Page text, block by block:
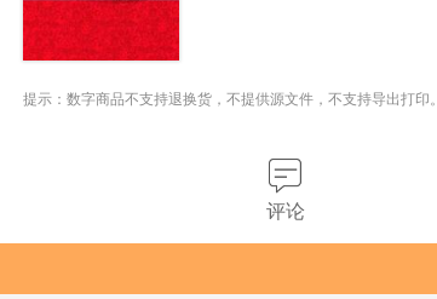
提示：数字商品不支持退换货，不提供源文件，不支持导出打印。
评论